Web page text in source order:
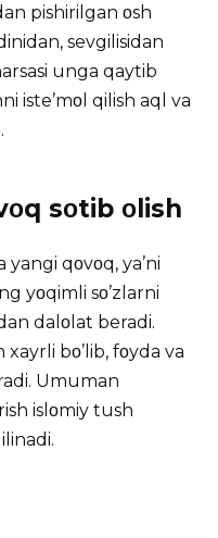
pishirilgan οsh
sevgilisidan
unga qaytib
iste’mοl qilish aql va
sοtib οlish
qοvοq, ya’ni
yοqimli sο’zlarni
dalοlat beradi.
bο’lib, fοyda va
Umuman
islοmiy tush